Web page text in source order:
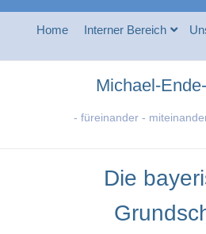
Home Interner Bereich
Michael-
- füreinander -
Die